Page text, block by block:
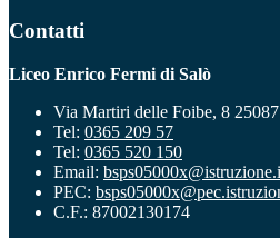
Contatti
Liceo Enrico Fermi di Salò
Via Martiri delle Foibe, 8
Tel: 0365 209 57
Tel: 0365 520 150
Email:
PEC:
C.F.: 87002130174